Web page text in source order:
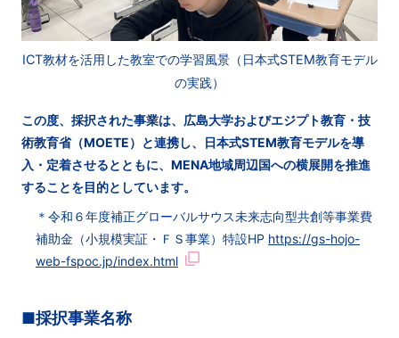
ICT教材を活用した教室での学習風景（日本式STEM教育モデル
の実践）
この度、採択された事業は、広島大学およびエジプト教育・技
術教育省（MOETE）と連携し、日本式STEM教育モデルを導
入・定着させるとともに、MENA地域周辺国への横展開を推進
することを目的としています。
＊令和６年度補正グローバルサウス未来志向型共創等事業費
補助⾦（小規模実証・ＦＳ事業）特設HP https://gs-hojo-
web-fspoc.jp/index.html
■採択事業名称